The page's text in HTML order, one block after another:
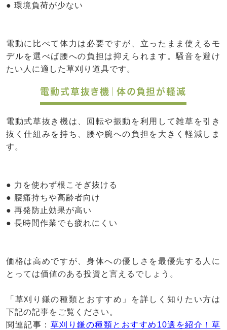
● 環境負荷が少ない
電動に比べて体力は必要ですが、立ったまま使えるモ
デルを選べば腰への負担は抑えられます。騒音を避け
たい人に適した草刈り道具です。
電動式草抜き機｜体の負担が軽減
電動式草抜き機は、回転や振動を利用して雑草を引き
抜く仕組みを持ち、腰や腕への負担を大きく軽減しま
す。
● 力を使わず根こそぎ抜ける
● 腰痛持ちや高齢者向け
● 再発防止効果が高い
● 長時間作業でも疲れにくい
価格は高めですが、身体への優しさを最優先する人に
とっては価値のある投資と言えるでしょう。
「草刈り鎌の種類とおすすめ」を詳しく知りたい方は
下記の記事をご覧ください。
関連記事： 草刈り鎌の種類とおすすめ10選を紹介！草